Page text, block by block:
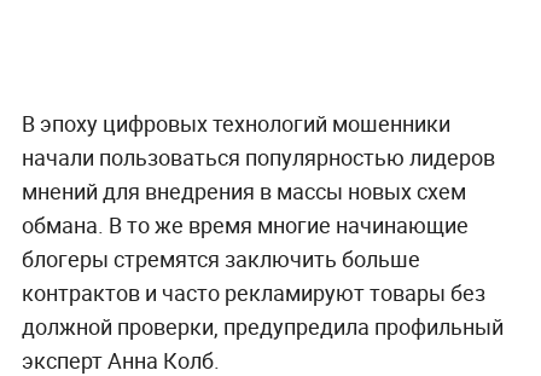
В эпоху цифровых технологий мошенники
начали пользоваться популярностью лидеров
мнений для внедрения в массы новых схем
обмана. В то же время многие начинающие
блогеры стремятся заключить больше
контрактов и часто рекламируют товары без
должной проверки, предупредила профильный
эксперт Анна Колб.